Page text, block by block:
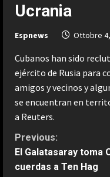
Ucrania
Espnews Ottobre
Cubanos han sido
ejército de Rusia para
amigos y vecinos y
se encuentran en
a Reuters.
C
o
Previous:
El Galatasaray toma
cuerdas a Ten Hag